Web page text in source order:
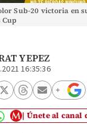
Sub-20 victoria en
Cup
YEPEZ
16:35:36
Únete al canal